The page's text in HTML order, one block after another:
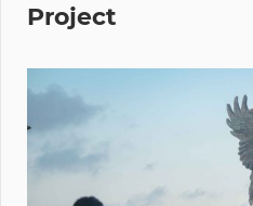
Project